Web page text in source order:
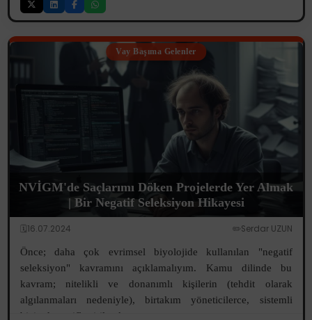
Vay Başıma Gelenler
NVİGM'de Saçlarımı Döken Projelerde Yer Almak
| Bir Negatif Seleksiyon Hikayesi
🗓️16.07.2024 ✏️Serdar UZUN
Önce; daha çok evrimsel biyolojide kullanılan "negatif
seleksiyon" kavramını açıklamalıyım. Kamu dilinde bu
kavram; nitelikli ve donanımlı kişilerin (tehdit olarak
algılanmaları nedeniyle), birtakım yöneticilerce, sistemli
biçimde pasifleştirilerek v...